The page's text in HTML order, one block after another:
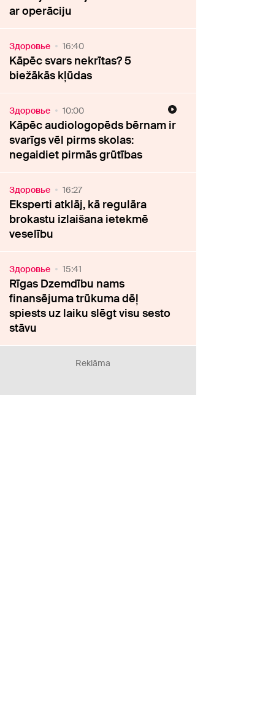
ar operāciju
Здоровье 16:40
Kāpēc svars nekrītas? 5
biežākās kļūdas
Здоровье 10:00
Kāpēc audiologopēds bērnam ir
svarīgs vēl pirms skolas:
negaidiet pirmās grūtības
Здоровье 16:27
Eksperti atklāj, kā regulāra
brokastu izlaišana ietekmē
veselību
Здоровье 15:41
Rīgas Dzemdību nams
finansējuma trūkuma dēļ
spiests uz laiku slēgt visu sesto
stāvu
Reklāma